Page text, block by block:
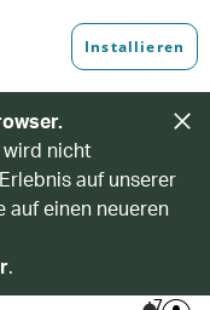
wird nicht
auf unserer
auf einen neueren
.
7